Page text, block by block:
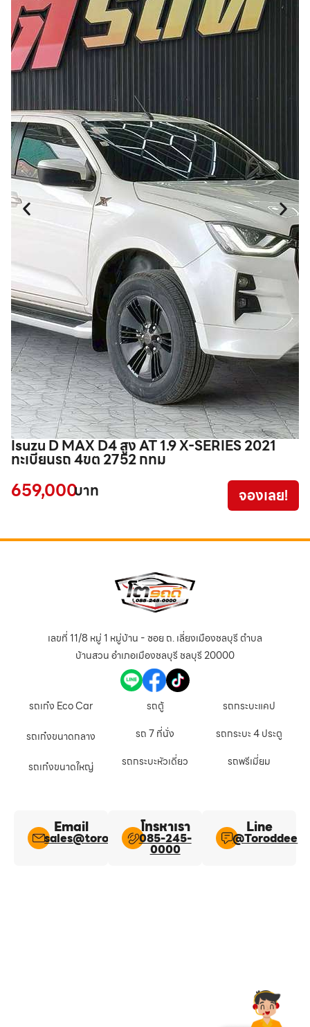
Isuzu D MAX D4 สูง AT 1.9 X-SERIES 2021
ทะเบียนรถ 4ขต 2752 กทม
659,000บาท จองเลย!
เลขที่ 11/8 หมู่ 1 หมู่บ้าน - ซอย ถ. เลี่ยงเมืองชลบุรี ตำบล
บ้านสวน อำเภอเมืองชลบุรี ชลบุรี 20000
รถเก๋ง Eco Car
รถเก๋งขนาดกลาง
รถเก๋งขนาดใหญ่
รถตู้
รถ 7 ที่นั่ง
รถกระบะหัวเดี่ยว
รถกระบะแคป
รถกระบะ 4 ประตู
รถพรีเมี่ยม
Email
sales@toroddee.com
โทรหาเรา
085-245-
0000
Line​
@Toroddee​